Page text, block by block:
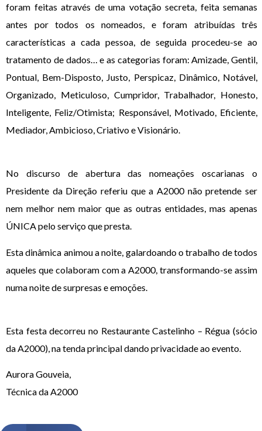
foram feitas através de uma votação secreta, feita semanas
antes por todos os nomeados, e foram atribuídas três
características a cada pessoa, de seguida procedeu-se ao
tratamento de dados… e as categorias foram: Amizade, Gentil,
Pontual, Bem-Disposto, Justo, Perspicaz, Dinâmico, Notável,
Organizado, Meticuloso, Cumpridor, Trabalhador, Honesto,
Inteligente, Feliz/Otimista; Responsável, Motivado, Eficiente,
Mediador, Ambicioso, Criativo e Visionário.
No discurso de abertura das nomeações oscarianas o
Presidente da Direção referiu que a A2000 não pretende ser
nem melhor nem maior que as outras entidades, mas apenas
ÚNICA pelo serviço que presta.
Esta dinâmica animou a noite, galardoando o trabalho de todos
aqueles que colaboram com a A2000, transformando-se assim
numa noite de surpresas e emoções.
Esta festa decorreu no Restaurante Castelinho – Régua (sócio
da A2000), na tenda principal dando privacidade ao evento.
Aurora Gouveia,
Técnica da A2000